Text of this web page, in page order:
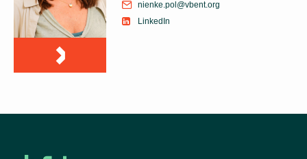
nienke.pol@vbent.org
LinkedIn